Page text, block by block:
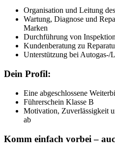
Organisation und Leitung
Wartung, Diagnose und
Marken
Durchführung von
Kundenberatung zu
Unterstützung bei Autogas-/
Dein Profil:
Eine abgeschlossene
Führerschein Klasse B
Motivation, Zuverlässigkeit
ab
Komm einfach vorbei –